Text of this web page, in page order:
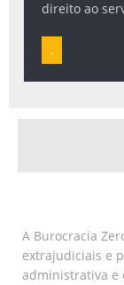
direito ao
.
A Burocracia
extrajudiciais e
administrativa e